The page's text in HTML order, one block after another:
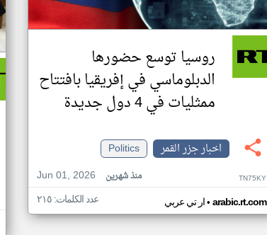
روسيا توسع حضورها
الدبلوماسي في إفريقيا بافتتاح
ممثليات في 4 دول جديدة
اخبار جزر القمر
Politics
Jun 01, 2026
منذ شهرين TN75KY
ار تي عربي• arabic.rt.com عدد الكلمات: ٢١٥